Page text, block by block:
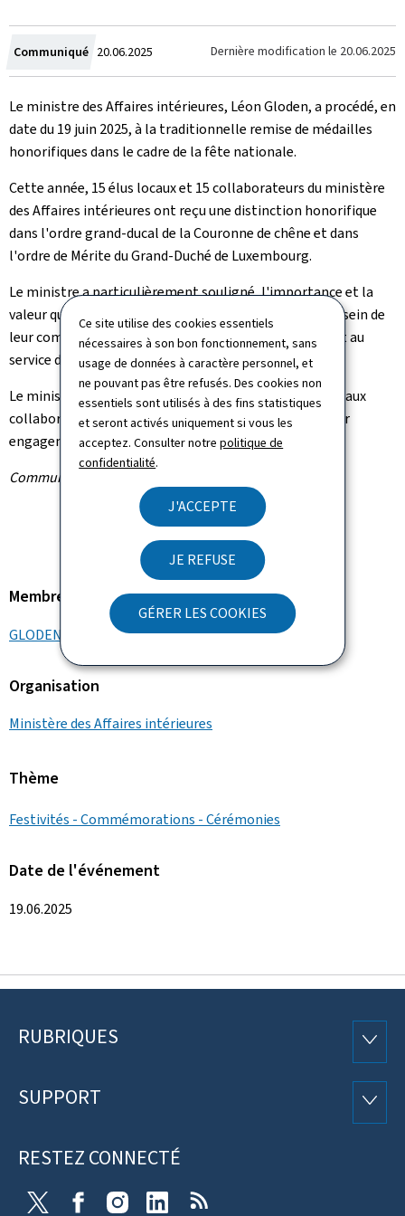
Ce site utilise des cookies essentiels
nécessaires à son bon fonctionnement, sans
usage de données à caractère personnel, et
ne pouvant pas être refusés. Des cookies non
essentiels sont utilisés à des fins statistiques
et seront activés uniquement si vous les
acceptez. Consulter notrepolitique de
confidentialité.
J'ACCEPTE
JE REFUSE
GÉRER LES COOKIES
Communiqué Crée
le
20.06.2025 Dernière modification le 20.06.2025
Le ministre des Affaires intérieures, Léon Gloden, a procédé, en
date du 19 juin 2025, à la traditionnelle remise de médailles
honorifiques dans le cadre de la fête nationale.
Cette année, 15 élus locaux et 15 collaborateurs du ministère
des Affaires intérieures ont reçu une distinction honorifique
dans l'ordre grand-ducal de la Couronne de chêne et dans
l'ordre de Mérite du Grand-Duché de Luxembourg.
Le ministre a particulièrement souligné, l'importance et la
valeur qu'il attache à l'engagement des élus locaux au sein de
leur commune. Il les a remerciés pour leur dévouement au
service des citoyens.
Le ministre a aussi remis des distinctions honorifiques aux
collaborateurs du ministère. Il les a remerciés pour leur
engagement et dévouement.
Communiqué par le ministère des Affaires intérieures
Membre du gouvernement
GLODEN Léon
Organisation
Ministère des Affaires intérieures
Thème
Festivités - Commémorations - Cérémonies
Date de l'événement
19.06.2025
Pied
page
RUBRIQUES
SUPPORT
RESTEZ CONNECTÉ
FacebookInstagramLinkedin